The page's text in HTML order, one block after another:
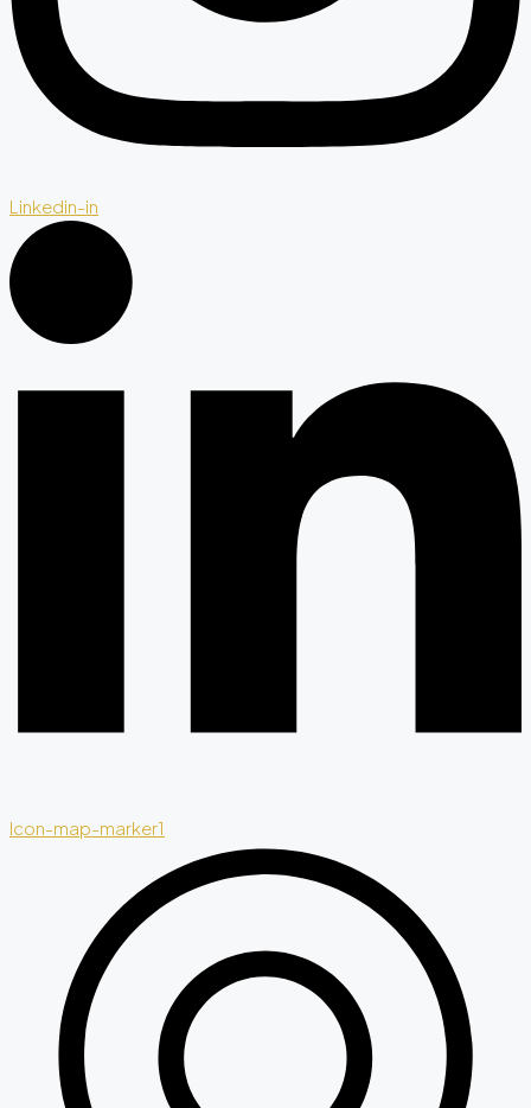
Linkedin-in
Icon-map-marker1